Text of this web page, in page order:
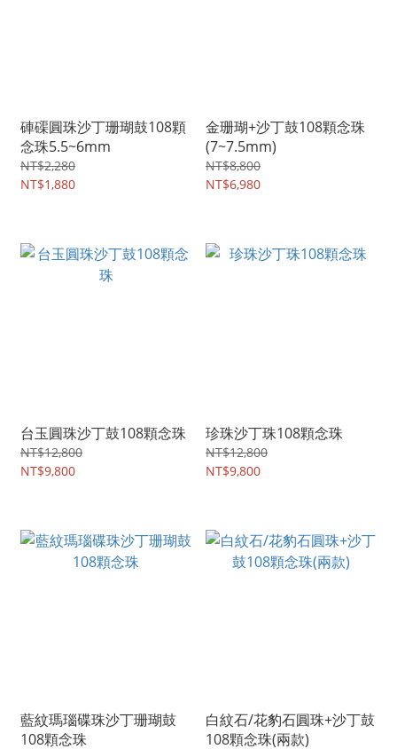
硨磲圓珠沙丁珊瑚鼓108顆
念珠5.5~6mm
NT$2,280
NT$1,880
金珊瑚+沙丁鼓108顆念珠
(7~7.5mm)
NT$8,800
NT$6,980
台玉圓珠沙丁鼓108顆念珠
NT$12,800
NT$9,800
珍珠沙丁珠108顆念珠
NT$12,800
NT$9,800
藍紋瑪瑙碟珠沙丁珊瑚鼓
108顆念珠
白紋石/花豹石圓珠+沙丁鼓
108顆念珠(兩款)